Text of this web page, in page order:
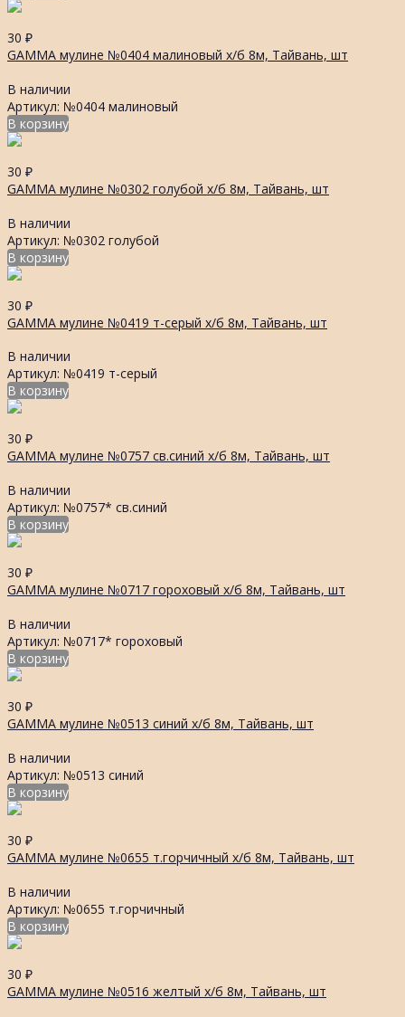
30 ₽
GAMMA мулине №0404 малиновый х/б 8м, Тайвань, шт
В наличии
Артикул: №0404 малиновый
В корзину
30 ₽
GAMMA мулине №0302 голубой х/б 8м, Тайвань, шт
В наличии
Артикул: №0302 голубой
В корзину
30 ₽
GAMMA мулине №0419 т-серый х/б 8м, Тайвань, шт
В наличии
Артикул: №0419 т-серый
В корзину
30 ₽
GAMMA мулине №0757 св.синий х/б 8м, Тайвань, шт
В наличии
Артикул: №0757* св.синий
В корзину
30 ₽
GAMMA мулине №0717 гороховый х/б 8м, Тайвань, шт
В наличии
Артикул: №0717* гороховый
В корзину
30 ₽
GAMMA мулине №0513 синий х/б 8м, Тайвань, шт
В наличии
Артикул: №0513 синий
В корзину
30 ₽
GAMMA мулине №0655 т.горчичный х/б 8м, Тайвань, шт
В наличии
Артикул: №0655 т.горчичный
В корзину
30 ₽
GAMMA мулине №0516 желтый х/б 8м, Тайвань, шт